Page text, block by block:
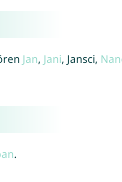
Jan, Jani, Jansci,
.